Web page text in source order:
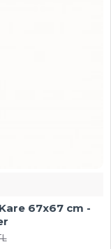
Masa Tablası